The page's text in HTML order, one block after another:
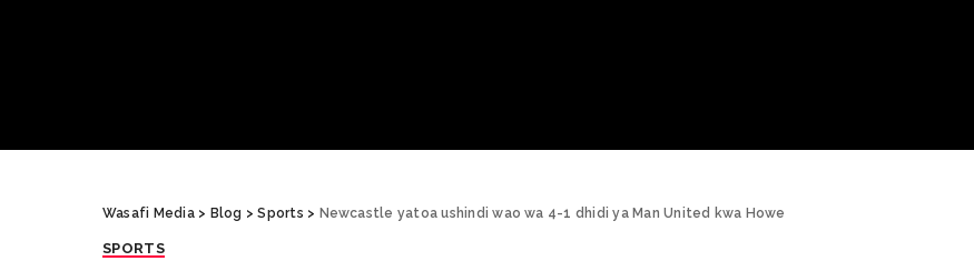
Wasafi Media> Blog >Sports > Newcastle yatoa ushindi wao wa 4-1 dhidi ya Man United kwa Howe
SPORTS